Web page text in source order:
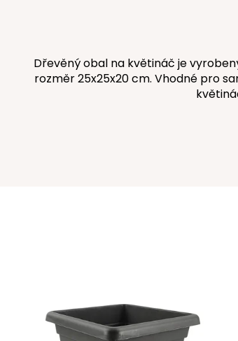
Dřevěný obal na květináč je
rozměr 25x25x20 cm. Vhodné pro